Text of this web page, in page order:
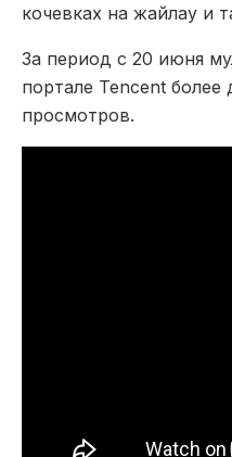
кочевках на жайлау и
За период с 20 июня
портале Tencent
просмотров.